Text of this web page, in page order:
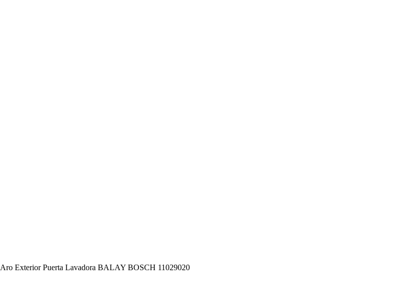
Aro Exterior Puerta Lavadora BALAY BOSCH 11029020